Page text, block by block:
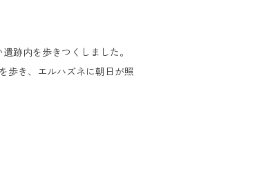
跡内を歩きつくしました。
歩き、エルハズネに朝日が照